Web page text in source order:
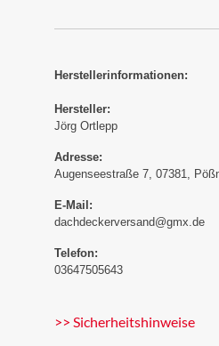
Herstellerinformationen:
Hersteller:
Jörg Ortlepp
Adresse:
Augenseestraße 7, 07381,
E-Mail:
dachdeckerversand@gmx.de
Telefon:
03647505643
>> Sicherheitshinweise